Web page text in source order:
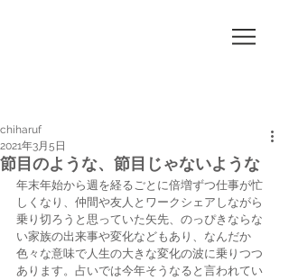
節目のような、節目じゃないような
chiharuf
2021年3月5日
年末年始から週を経るごとに倍増ずつ仕事が忙
しくなり、仲間や友人とワークシェアしながら
乗り切ろうと思っていた矢先、のっぴきならな
い家族の出来事や変化などもあり、なんだか
色々な意味で人生の大きな変化の波に乗りつつ
あります。占いでは今年そうなると言われてい